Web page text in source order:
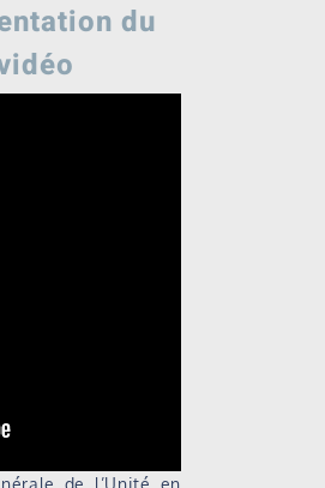
du
de l’Unité en